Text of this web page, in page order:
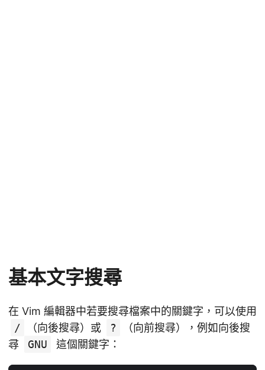
基本文字搜尋
在 Vim 編輯器中若要搜尋檔案中的關鍵字，可以使用
/
（向後搜尋）或 ?
（向前搜尋），例如向後搜
尋
GNU 這個關鍵字：